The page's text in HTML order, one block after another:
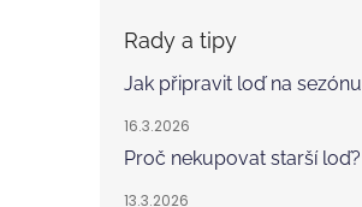
Rady a tipy
Jak připravit loď na sezónu
16.3.2026
Proč nekupovat starší loď?
13.3.2026